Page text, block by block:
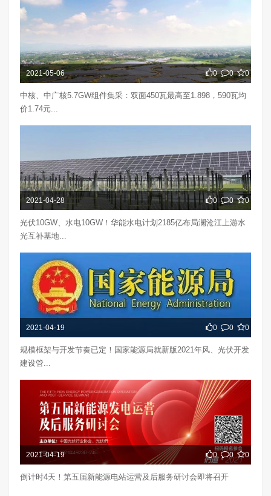
2021-05-06 0 0 0
中核、中广核5.7GW组件集采：双面450瓦最高至1.898，590瓦均
价1.74元...
2021-04-28 0 0 0
光伏10GW、水电10GW！华能水电计划2185亿布局澜沧江上游水
光互补基地...
2021-04-19 0 0 0
规模框架与开发节奏已定！国家能源局就新版2021年风、光伏开发
建设管...
2021-04-19 0 0 0
倒计时4天！第五届新能源电站运营及后服务研讨会即将召开